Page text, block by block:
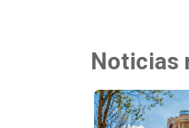
Noticias